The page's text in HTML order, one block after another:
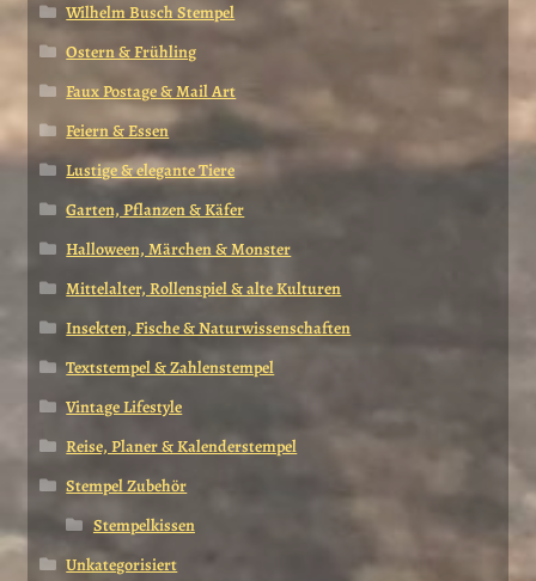
Wilhelm Busch Stempel
Ostern & Frühling
Faux Postage & Mail Art
Feiern & Essen
Lustige & elegante Tiere
Garten, Pflanzen & Käfer
Halloween, Märchen & Monster
Mittelalter, Rollenspiel & alte Kulturen
Insekten, Fische & Naturwissenschaften
Textstempel & Zahlenstempel
Vintage Lifestyle
Reise, Planer & Kalenderstempel
Stempel Zubehör
Stempelkissen
Unkategorisiert